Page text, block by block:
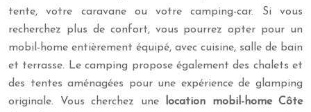
tente, votre caravane ou votre camping-car. Si vous
recherchez plus de confort, vous pourrez opter pour un
mobil-home entièrement équipé, avec cuisine, salle de bain
et terrasse. Le camping propose également des chalets et
des tentes aménagées pour une expérience de glamping
originale. Vous cherchez une
location mobil-home Côte